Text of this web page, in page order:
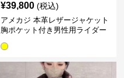
¥39,800 (税込)
アメカジ 本革レザージャケット
胸ポケット付き男性用ライダー